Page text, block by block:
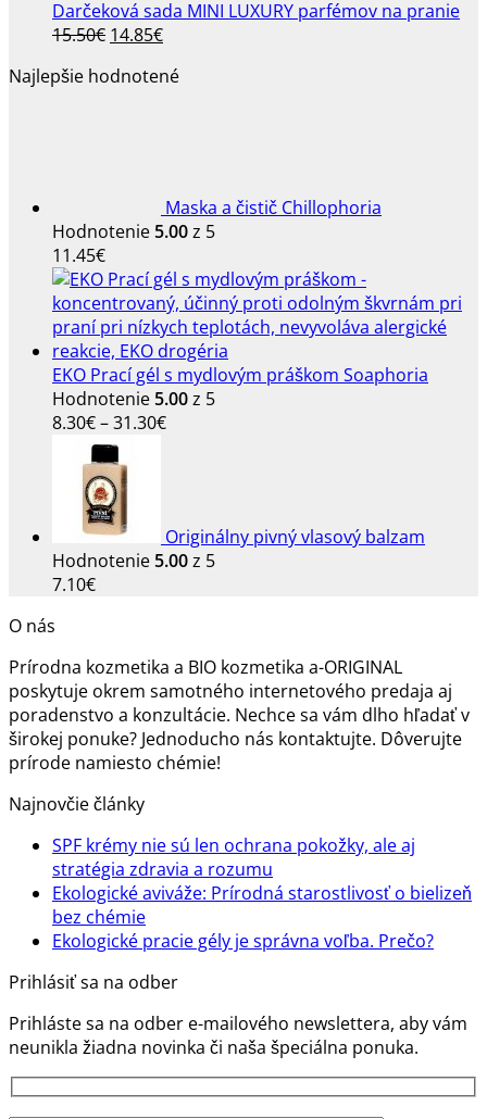
Darčeková sada MINI LUXURY parfémov na pranie
15.50€ Pôvodná
bola:
14.85€Aktuálna
je:
Najlepšie hodnotené
Maska a čistič Chillophoria
Hodnotenie 5.00z 5
11.45€
EKO Prací gél s mydlovým práškom Soaphoria
Hodnotenie 5.00z 5
8.30€–31.30€Price
Originálny pivný vlasový balzam
Hodnotenie 5.00z 5
7.10€
O nás
Prírodna kozmetika a BIO kozmetika a-ORIGINAL
poskytuje okrem samotného internetového predaja aj
poradenstvo a konzultácie. Nechce sa vám dlho hľadať v
širokej ponuke? Jednoducho nás kontaktujte. Dôverujte
prírode namiesto chémie!
Najnovčie články
SPF krémy nie sú len ochrana pokožky, ale aj
stratégia zdravia a rozumu
komentáre
SPF
len
ochrana
pokožky,
ale
Ekologické aviváže: Prírodná starostlivosť o bielizeň
bez chémieŽiadne
komentáre
Ekologické
aviváže:
Prírodná
starostlivosť
o
bielizeň
Ekologické pracie gély je správna voľba. Prečo?
pracie
je
Prihlásiť sa na odber
Prihláste sa na odber e-mailového newslettera, aby vám
neunikla žiadna novinka či naša špeciálna ponuka.